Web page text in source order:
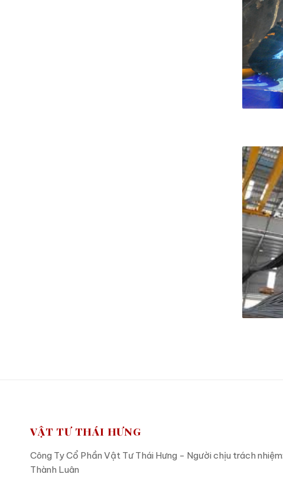
VẬT TƯ THÁI HƯNG
Công Ty Cổ Phần Vật Tư Thái Hưng - Người chịu trách
Thành Luân